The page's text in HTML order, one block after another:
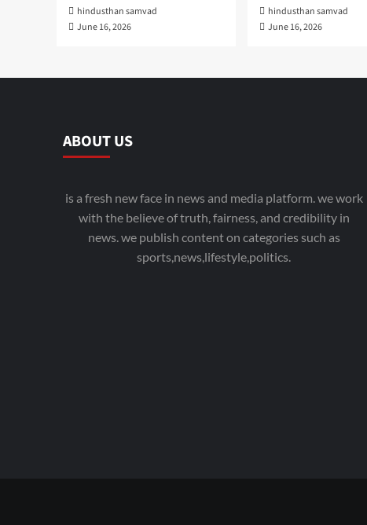
hindusthan samvad
June 16, 2026
hindusthan samvad
June 16, 2026
ABOUT US
is a fresh new face in news and media platform. we work
with the believe of truth, fairness, and credibility in
news. we publish content on categories such as
sports,news,lifestyle,politics.